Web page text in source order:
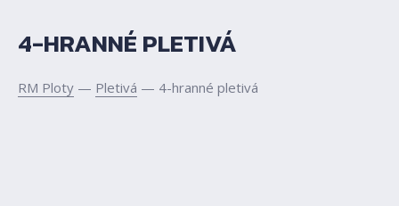
4-HRANNÉ PLETIVÁ
RM Ploty — Pletivá — 4-hranné pletivá